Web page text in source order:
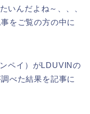
いんだよね～、、、
をご覧の方の中に
ペイ）がLDUVINの
べた結果を記事に